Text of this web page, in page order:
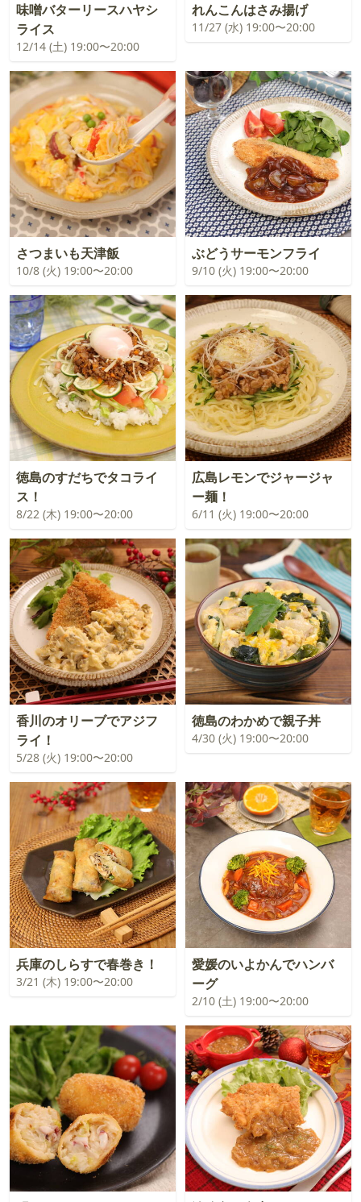
味噌バターリースハヤシ
ライス
12/14 (土) 19:00〜20:00
れんこんはさみ揚げ
11/27 (水) 19:00〜20:00
さつまいも天津飯
10/8 (火) 19:00〜20:00
ぶどうサーモンフライ
9/10 (火) 19:00〜20:00
徳島のすだちでタコライ
ス！
8/22 (木) 19:00〜20:00
広島レモンでジャージャ
ー麺！
6/11 (火) 19:00〜20:00
香川のオリーブでアジフ
ライ！
5/28 (火) 19:00〜20:00
徳島のわかめで親子丼
4/30 (火) 19:00〜20:00
兵庫のしらすで春巻き！
3/21 (木) 19:00〜20:00
愛媛のいよかんでハンバ
ーグ
2/10 (土) 19:00〜20:00